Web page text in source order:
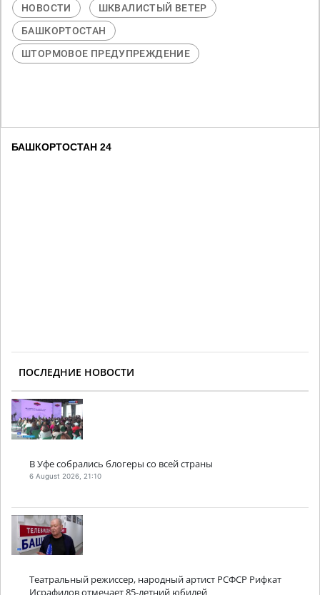
НОВОСТИ
ШКВАЛИСТЫЙ ВЕТЕР
БАШКОРТОСТАН
ШТОРМОВОЕ ПРЕДУПРЕЖДЕНИЕ
БАШКОРТОСТАН 24
ПОСЛЕДНИЕ НОВОСТИ
В Уфе собрались блогеры со всей страны
6 August 2026, 21:10
Театральный режиссер, народный артист РСФСР Рифкат
Исрафилов отмечает 85-летний юбилей